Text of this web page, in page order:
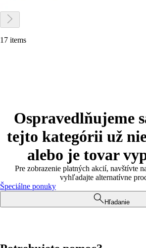
17 items
Ospravedlňujeme
tejto kategórii už
alebo je tovar
Pre zobrazenie platných akcií, navštívte
vyhľadajte alternatívne
Špeciálne ponuky
Hľadanie